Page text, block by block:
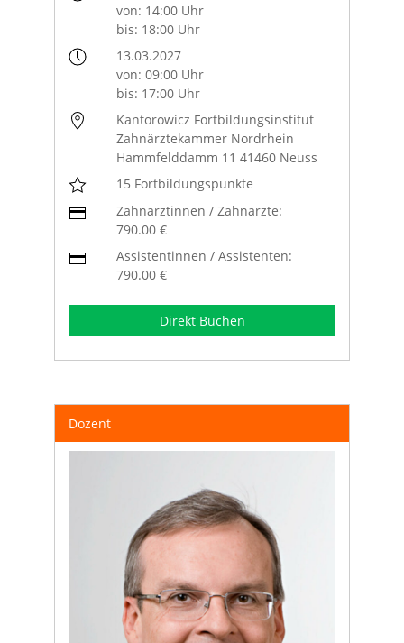
von: 14:00 Uhr
bis: 18:00 Uhr
13.03.2027
von: 09:00 Uhr
bis: 17:00 Uhr
Kantorowicz Fortbildungsinstitut
Zahnärztekammer Nordrhein
Hammfelddamm 11 41460 Neuss
15 Fortbildungspunkte
Zahnärztinnen / Zahnärzte:
790.00 €
Assistentinnen / Assistenten:
790.00 €
Direkt Buchen
Dozent